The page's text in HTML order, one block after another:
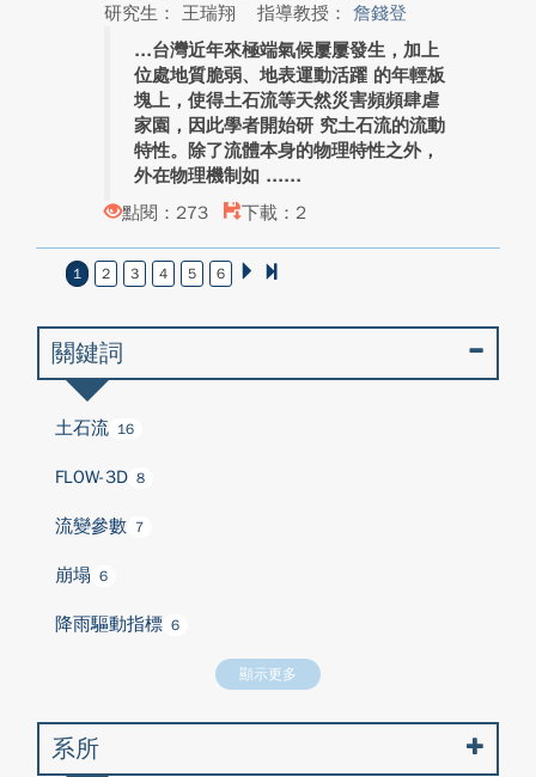
研究生： 王瑞翔
指導教授： 詹錢登
台灣近年來極端氣候屢屢發生，加上
位處地質脆弱、地表運動活躍 的年輕板
塊上，使得土石流等天然災害頻頻肆虐
家園，因此學者開始研 究土石流的流動
特性。除了流體本身的物理特性之外，
外在物理機制如 ...
點閱：273
下載：2
1 2 3 4 5 6
關鍵詞
土石流 16
FLOW-3D 8
流變參數 7
崩塌 6
降雨驅動指標 6
顯示更多
系所